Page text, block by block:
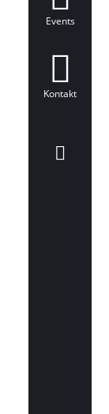
Events
Kontakt